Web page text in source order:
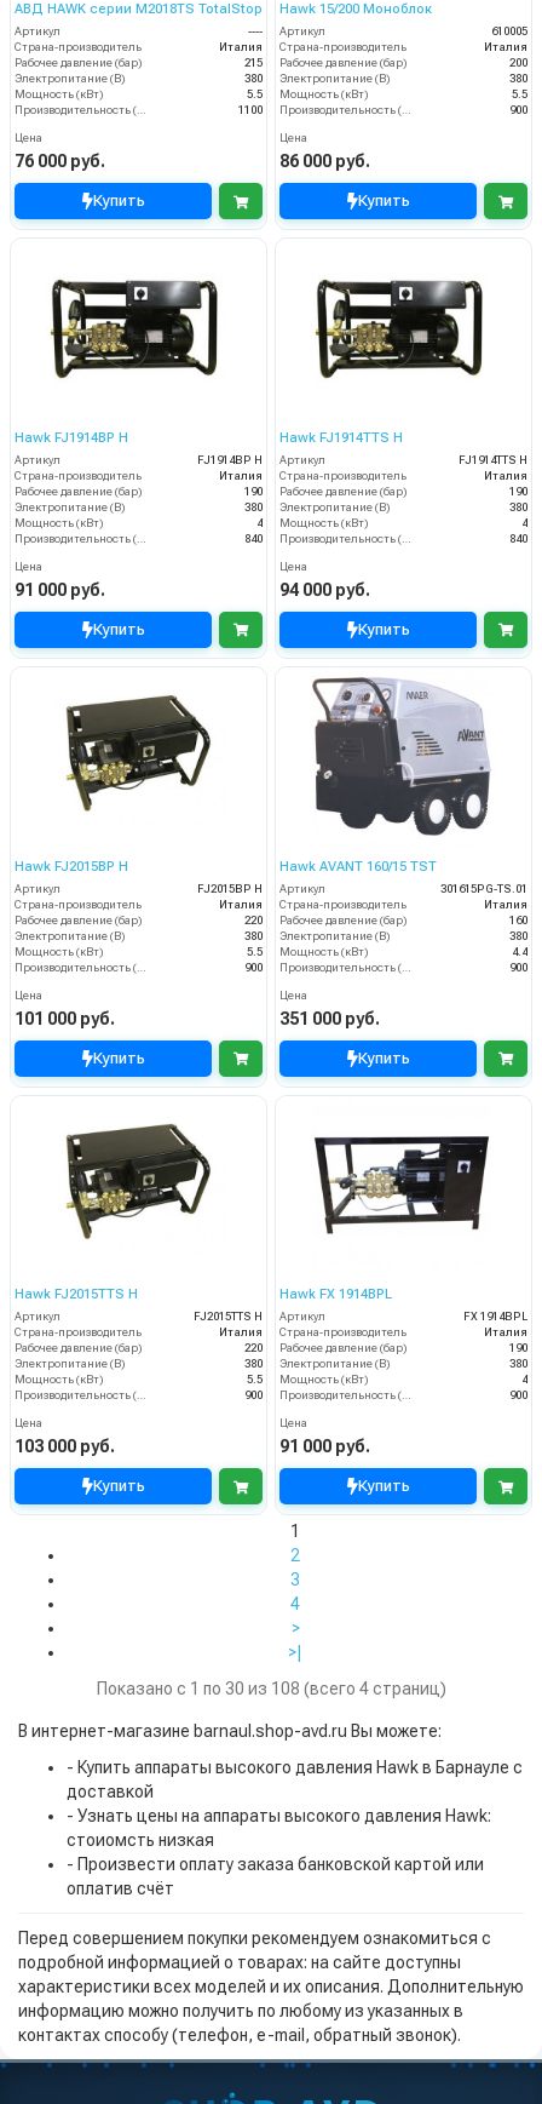
АВД HAWK серии M2018TS TotalStop
Артикул
----
Страна-производитель
Италия
Рабочее давление (бар)
215
Электропитание (В)
380
Мощность (кВт)
5.5
Производительность (л/ч)
1100
Цена
76 000 руб.
Купить
Hawk 15/200 Моноблок
Артикул
610005
Страна-производитель
Италия
Рабочее давление (бар)
200
Электропитание (В)
380
Мощность (кВт)
5.5
Производительность (л/ч)
900
Цена
86 000 руб.
Купить
Hawk FJ1914BP H
Артикул
FJ1914BP H
Страна-производитель
Италия
Рабочее давление (бар)
190
Электропитание (В)
380
Мощность (кВт)
4
840
Цена
91 000 руб.
Купить
Hawk FJ1914TTS H
Артикул
FJ1914TTS H
Страна-производитель
Италия
Рабочее давление (бар)
190
Электропитание (В)
380
Мощность (кВт)
4
840
Цена
94 000 руб.
Купить
Hawk FJ2015BP H
Артикул
FJ2015BP H
Страна-производитель
Италия
Рабочее давление (бар)
220
Электропитание (В)
380
Мощность (кВт)
5.5
900
Цена
101 000 руб.
Купить
Hawk AVANT 160/15 TST
Артикул
301615PG-TS.01
Страна-производитель
Италия
Рабочее давление (бар)
160
Электропитание (В)
380
Мощность (кВт)
4.4
900
Цена
351 000 руб.
Купить
Hawk FJ2015TTS H
Артикул
FJ2015TTS H
Страна-производитель
Италия
Рабочее давление (бар)
220
Электропитание (В)
380
Мощность (кВт)
5.5
Производительность (л/ч)
900
Цена
103 000 руб.
Купить
Hawk FX 1914BPL
Артикул
FX 1914BPL
Страна-производитель
Италия
Рабочее давление (бар)
190
Электропитание (В)
380
Мощность (кВт)
4
Производительность (л/ч)
900
Цена
91 000 руб.
Купить
1
2
3
4
>
>|
Показано с 1 по 30 из 108 (всего 4 страниц)
В интернет-магазине barnaul.shop-avd.ru Вы можете:
- Купить аппараты высокого давления Hawk в Барнауле с
доставкой
- Узнать цены на аппараты высокого давления Hawk:
стоиомсть низкая
- Произвести оплату заказа банковской картой или
оплатив счёт
Перед совершением покупки рекомендуем ознакомиться с
подробной информацией о товарах: на сайте доступны
характеристики всех моделей и их описания. Дополнительную
информацию можно получить по любому из указанных в
контактах способу (телефон, e-mail, обратный звонок).